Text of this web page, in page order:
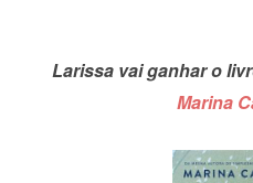
Larissa vai ganhar o
Marina